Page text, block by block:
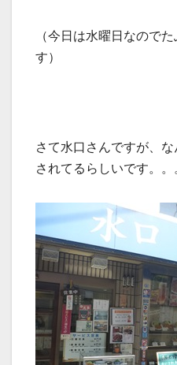
（今日は水曜日なので
す）
さて水口さんですが、
されてるらしいです。。